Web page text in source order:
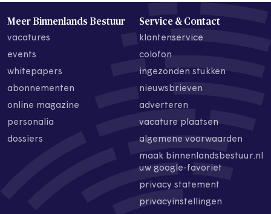
Meer Binnenlands Bestuur
vacatures
events
whitepapers
abonnementen
online magazine
personalia
dossiers
Service & Contact
klantenservice
colofon
ingezonden stukken
nieuwsbrieven
adverteren
vacature plaatsen
algemene voorwaarden
maak binnenlandsbestuur.nl
uw google-favoriet
privacy statement
privacyinstellingen